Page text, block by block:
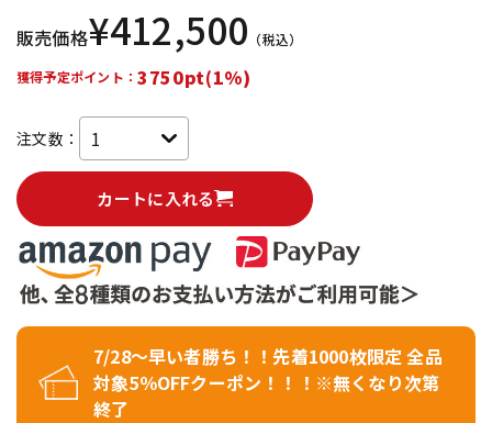
販売価格¥412,500 （税込）
獲得予定ポイント：3750pt(1%)
注文数：
カートに入れる
7/28～早い者勝ち！！先着1000枚限定 全品
対象5％OFFクーポン！！！※無くなり次第
終了